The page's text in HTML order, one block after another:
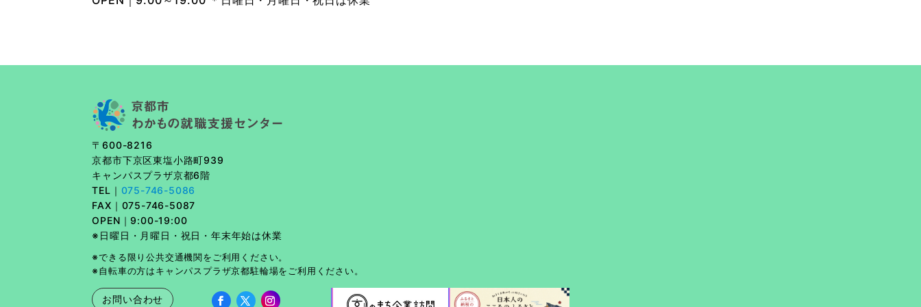
〒600-8216
京都市下京区東塩小路町939
キャンパスプラザ京都6階
TEL｜ 075-746-5086
FAX｜ 075-746-5087
OPEN｜9:00-19:00
※日曜日・月曜日・祝日・年末年始は休業
※できる限り公共交通機関をご利用ください。
※自転車の方はキャンパスプラザ京都駐輪場をご利用ください。
お問い合わせ